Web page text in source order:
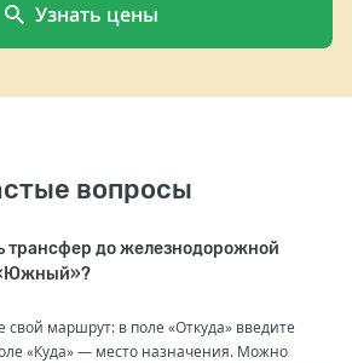
Узнать цены
вопросы
трансфер до железнодорожной
свой маршрут: в поле «Откуда» введите
«Куда» — место назначения. Можно